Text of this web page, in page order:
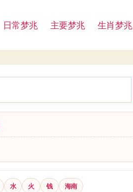
日常梦兆 主要梦兆 生肖梦兆
水 火 钱 海南